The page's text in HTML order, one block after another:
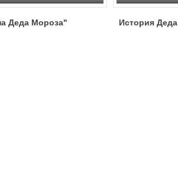
Деда Мороза" История